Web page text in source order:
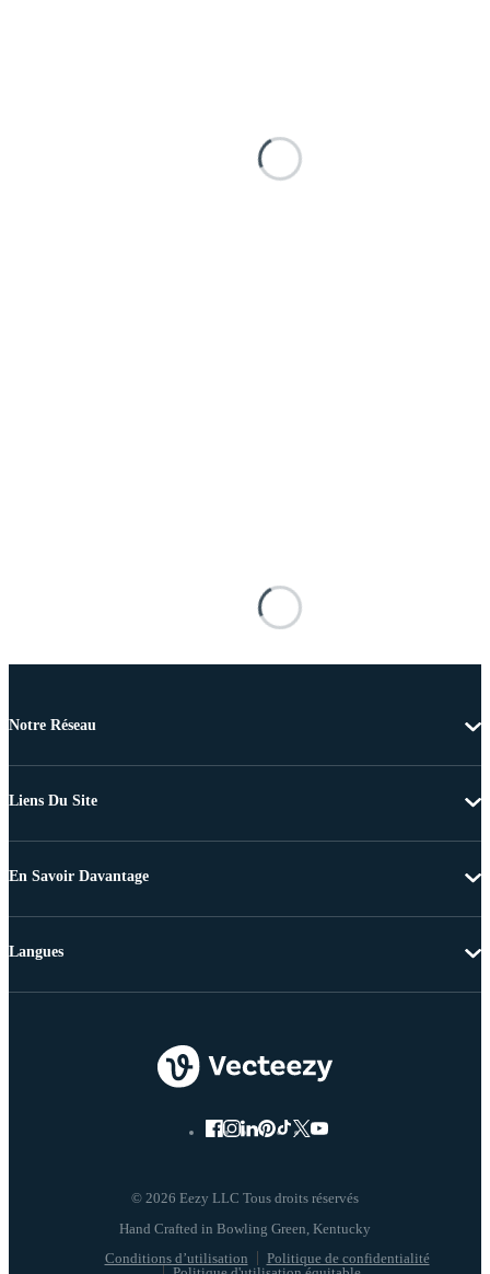
Notre Réseau
Liens Du Site
En Savoir Davantage
© 2026 Eezy LLC Tous droits réservés
Conditions d’utilisation
Politique de confidentialité
Langues